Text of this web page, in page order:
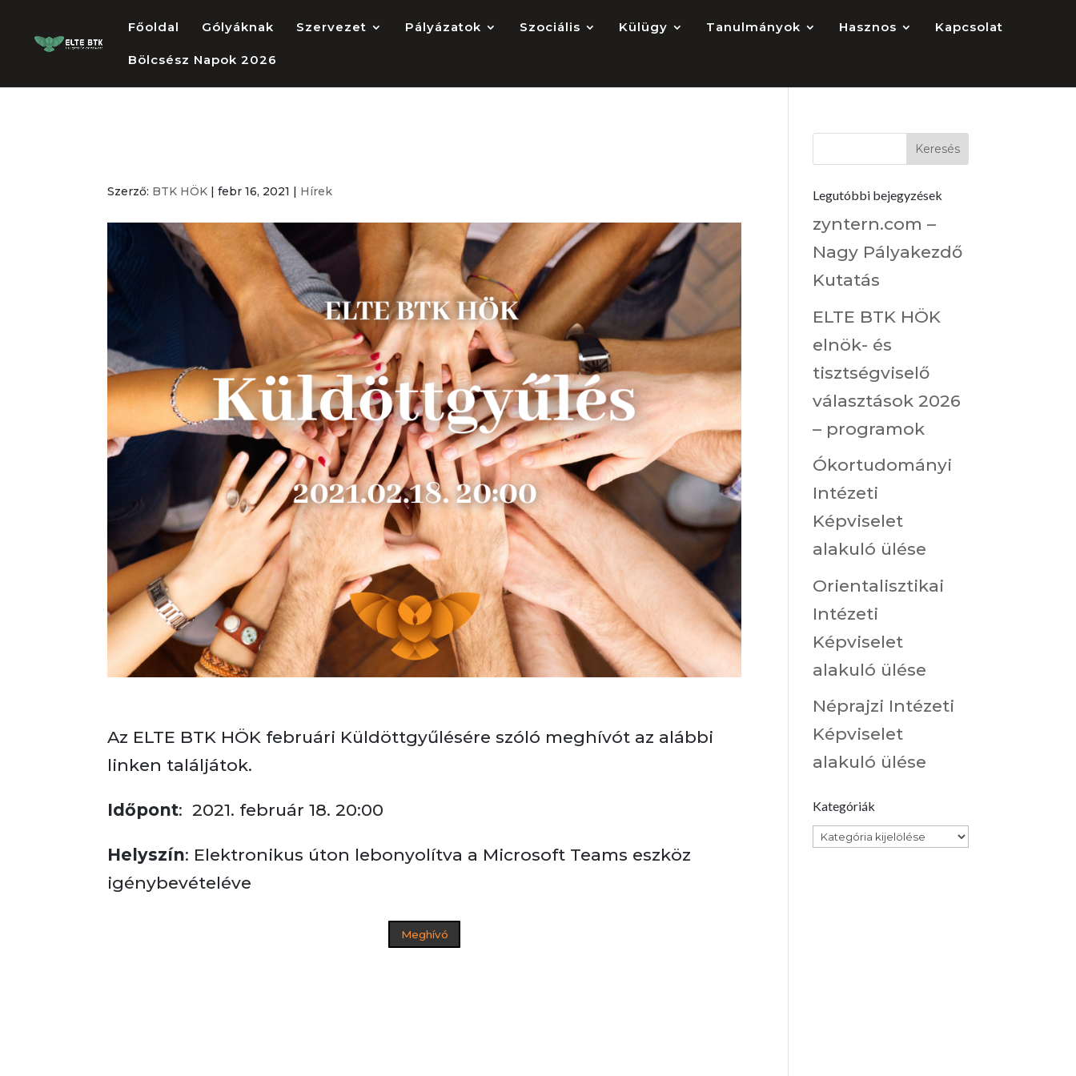
Főoldal Gólyáknak Szervezet Pályázatok Szociális Külügy Tanulmányok Hasznos Kapcsolat
Bölcsész Napok 2026
Szerző: BTK HÖK |febr 16, 2021 | Hírek
Az ELTE BTK HÖK februári Küldöttgyűlésére szóló meghívót az alábbi
linken találjátok.
Időpont: 2021. február 18. 20:00
Helyszín: Elektronikus úton lebonyolítva a Microsoft Teams eszköz
igénybevételéve
Meghívó
Legutóbbi bejegyzések
zyntern.com –
Nagy Pályakezdő
Kutatás
ELTE BTK HÖK
elnök- és
tisztségviselő
választások 2026
– programok
Ókortudományi
Intézeti
Képviselet
alakuló ülése
Orientalisztikai
Intézeti
Képviselet
alakuló ülése
Néprajzi Intézeti
Képviselet
alakuló ülése
Kategóriák
Kategóriák